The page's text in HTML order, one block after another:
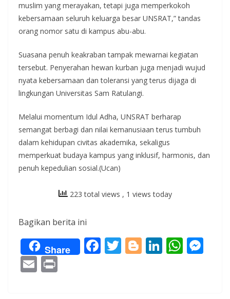
muslim yang merayakan, tetapi juga memperkokoh
kebersamaan seluruh keluarga besar UNSRAT,” tandas
orang nomor satu di kampus abu-abu.
Suasana penuh keakraban tampak mewarnai kegiatan
tersebut. Penyerahan hewan kurban juga menjadi wujud
nyata kebersamaan dan toleransi yang terus dijaga di
lingkungan Universitas Sam Ratulangi.
Melalui momentum Idul Adha, UNSRAT berharap
semangat berbagi dan nilai kemanusiaan terus tumbuh
dalam kehidupan civitas akademika, sekaligus
memperkuat budaya kampus yang inklusif, harmonis, dan
penuh kepedulian sosial.(Ucan)
223 total views , 1 views today
Bagikan berita ini
Share F T Bl Li W
E